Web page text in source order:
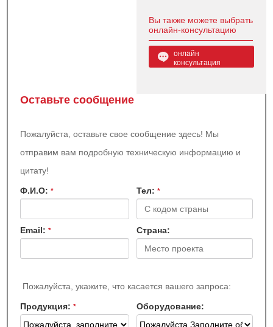
Вы также можете выбрать
онлайн-консультацию
онлайн
консультация
Оставьте сообщение
Пожалуйста, оставьте свое сообщение здесь! Мы
отправим вам подробную техническую информацию и
цитату!
Ф.И.О:* Teл: *
Email:* Страна:
Пожалуйста, укажите, что касается вашего запроса:
Продукция:* Оборудование: